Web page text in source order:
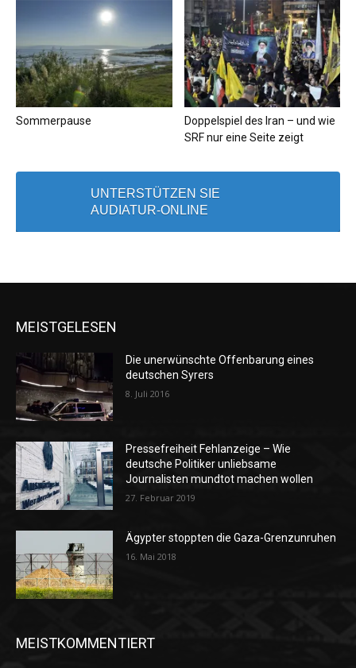
Sommerpause
Doppelspiel des Iran – und wie
SRF nur eine Seite zeigt
UNTERSTÜTZEN SIE
AUDIATUR-ONLINE
MEISTGELESEN
Die unerwünschte Offenbarung eines
deutschen Syrers
8. Juli 2016
Pressefreiheit Fehlanzeige – Wie
deutsche Politiker unliebsame
Journalisten mundtot machen wollen
27. Februar 2019
Ägypter stoppten die Gaza-Grenzunruhen
16. Mai 2018
MEISTKOMMENTIERT